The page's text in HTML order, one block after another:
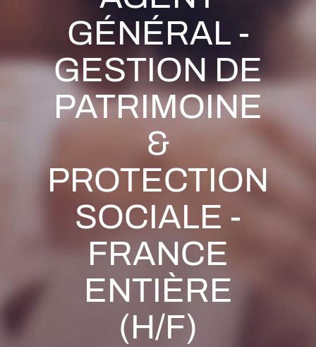
GÉNÉRAL -
GESTION DE
PATRIMOINE
&
PROTECTION
SOCIALE -
FRANCE
ENTIÈRE
(H/F)